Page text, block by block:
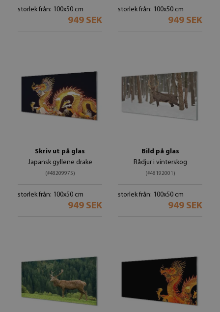
storlek från: 100x50 cm
949 SEK
storlek från: 100x50 cm
949 SEK
Skriv ut på glas
Japansk gyllene drake
(#48209975)
storlek från: 100x50 cm
949 SEK
Bild på glas
Rådjur i vinterskog
(#48192001)
storlek från: 100x50 cm
949 SEK